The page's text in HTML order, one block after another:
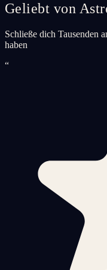
Geliebt von
Schließe dich Tausenden
haben
“